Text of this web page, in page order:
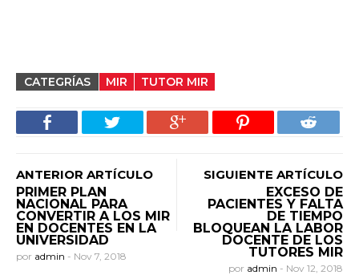
CATEGRÍAS MIR TUTOR MIR
ANTERIOR ARTÍCULO
PRIMER PLAN
NACIONAL PARA
CONVERTIR A LOS MIR
EN DOCENTES EN LA
UNIVERSIDAD
por admin - Nov 7, 2018
SIGUIENTE ARTÍCULO
EXCESO DE
PACIENTES Y FALTA
DE TIEMPO
BLOQUEAN LA LABOR
DOCENTE DE LOS
TUTORES MIR
por admin - Nov 12, 2018